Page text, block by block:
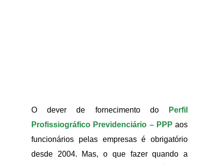
O dever de fornecimento do
Perfil
Profissiográfico Previdenciário – PPP aos
funcionários pelas empresas é obrigatório
desde 2004. Mas, o que fazer quando a